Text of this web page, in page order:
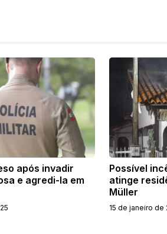
após invadir
e agredi-la em
Possível
atinge
Müller
15 de janeiro de